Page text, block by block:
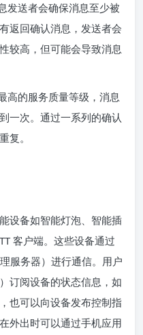
发送者会确保消息至少被
返回确认消息，发送者会
较高，但可能会导致消息
高的服务质量等级，消息
一次。通过一系列的确认
复。
备如智能灯泡、智能插
客户端。这些设备通过
服务器）进行通信。用户
订阅设备的状态信息，如
也可以向设备发布控制指
外出时可以通过手机应用